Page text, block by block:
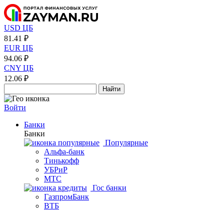
USD ЦБ
81.41 ₽
EUR ЦБ
94.06 ₽
CNY ЦБ
12.06 ₽
Найти
Войти
Банки
Банки
Популярные
Альфа-банк
Тинькофф
УБРиР
МТС
Гос банки
ГазпромБанк
ВТБ